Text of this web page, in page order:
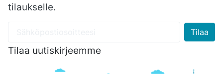
tilaukselle.
Tilaa uutiskirjeemme